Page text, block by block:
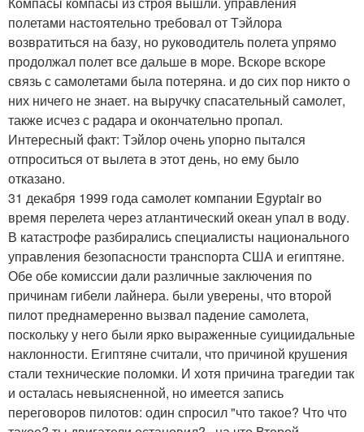
полетами настоятельно требовал от Тэйлора
возвратиться на базу, но руководитель полета упрямо
продолжал полет все дальше в море. Вскоре вскоре
связь с самолетами была потеряна. и до сих пор никто о
них ничего не знает. на выручку спасательный самолет,
также исчез с радара и окончательно пропал.
Интересный факт: Тэйлор очень упорно пытался
отпроситься от вылета в этот день, но ему было
отказано.
31 декабря 1999 года самолет компании Egyptair во
время перелета через атлантический океан упал в воду.
В катастрофе разбирались специалисты национального
управления безопасности транспорта США и египтяне.
Обе обе комиссии дали различные заключения по
причинам гибели лайнера. были уверены, что второй
пилот преднамеренно вызвал падение самолета,
поскольку у него были ярко выраженные суициидальные
наклонности. Египтяне считали, что причиной крушения
стали технические поломки. И хотя причина трагедии так
и осталась невыясненной, но имеется запись
переговоров пилотов: один спросил "что такое? Что что